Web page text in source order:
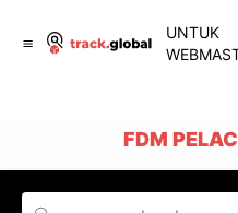
UNTUK
FDM